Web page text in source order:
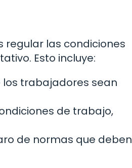
regular las condiciones
Esto incluye:
los trabajadores sean
de trabajo,
de normas que deben